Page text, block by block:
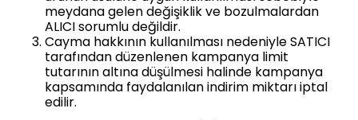
meydana gelen değişiklik ve bozulmalardan
ALICI sorumlu değildir.
Cayma hakkının kullanılması nedeniyle SATICI
tarafından düzenlenen kampanya limit
tutarının altına düşülmesi halinde kampanya
kapsamında faydalanılan indirim miktarı iptal
edilir.